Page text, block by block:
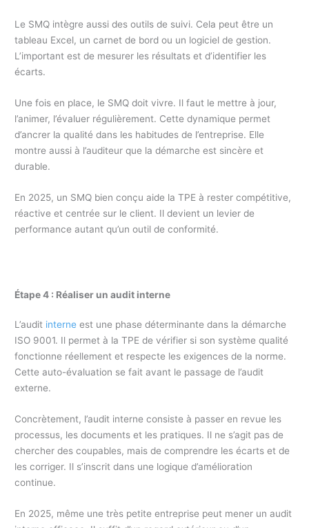
Le SMQ intègre aussi des outils de suivi. Cela peut être un
tableau Excel, un carnet de bord ou un logiciel de gestion.
L’important est de mesurer les résultats et d’identifier les
écarts.
Une fois en place, le SMQ doit vivre. Il faut le mettre à jour,
l’animer, l’évaluer régulièrement. Cette dynamique permet
d’ancrer la qualité dans les habitudes de l’entreprise. Elle
montre aussi à l’auditeur que la démarche est sincère et
durable.
En 2025, un SMQ bien conçu aide la TPE à rester compétitive,
réactive et centrée sur le client. Il devient un levier de
performance autant qu’un outil de conformité.
Étape 4 : Réaliser un audit interne
L’audit interne est une phase déterminante dans la démarche
ISO 9001. Il permet à la TPE de vérifier si son système qualité
fonctionne réellement et respecte les exigences de la norme.
Cette auto-évaluation se fait avant le passage de l’audit
externe.
Concrètement, l’audit interne consiste à passer en revue les
processus, les documents et les pratiques. Il ne s’agit pas de
chercher des coupables, mais de comprendre les écarts et de
les corriger. Il s’inscrit dans une logique d’amélioration
continue.
En 2025, même une très petite entreprise peut mener un audit